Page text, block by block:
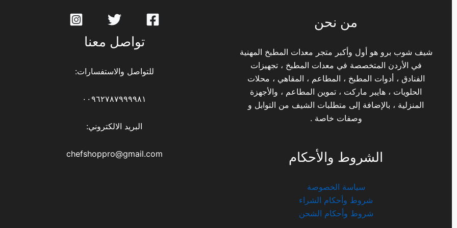
من نحن
شيف شوب برو هو أول وأكبر متجر معدات المطبخ المهنية
في الأردن المتخصصة في معدات المطبخ ، تجهيزات
الفنادق ، أدوات المطبخ ، المطاعم ، المقاهي ، محلات
الحلويات ، هايبر ماركت ، تموين المطاعم ، والأجهزة
المنزلية ، بالإضافة إلى متطلبات الشيف من التوابل و
وصفات خاصة .
الشروط والأحكام
سياسة الخصوصة
شروط وأحكام الشراء
شروط وأحكام الشحن
تواصل معنا
للتواصل والاستفسارات:
٠٠٩٦٢٧٨٧٩٩٩٩٨١
البريد الالكتروني:
chefshoppro@gmail.com